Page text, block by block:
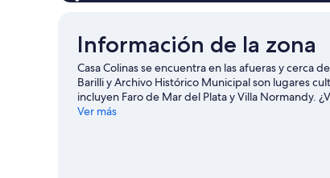
Información de la zona
Casa Colinas se encuentra en las afueras y cerca
Barilli y Archivo Histórico Municipal son lugares
incluyen Faro de Mar del Plata y Villa Normandy.
Visita nuestra guía de Mar del Plata
Ver más